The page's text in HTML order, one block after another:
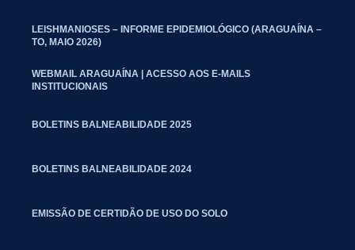
LEISHMANIOSES – INFORME EPIDEMIOLÓGICO (ARAGUAÍNA –
TO, MAIO 2026)
WEBMAIL ARAGUAÍNA | ACESSO AOS E-MAILS
INSTITUCIONAIS
BOLETINS BALNEABILIDADE 2025
BOLETINS BALNEABILIDADE 2024
EMISSÃO DE CERTIDÃO DE USO DO SOLO